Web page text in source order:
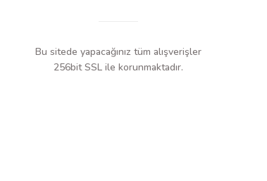
Bu sitede yapacağınız tüm alışverişler
256bit SSL ile korunmaktadır.